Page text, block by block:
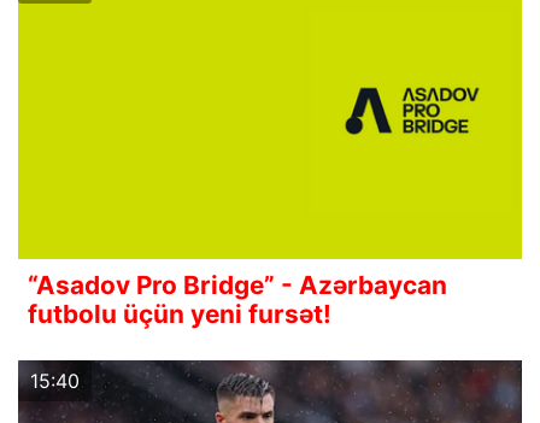
“Asadov Pro Bridge” - Azərbaycan
futbolu üçün yeni fursət!
15:40